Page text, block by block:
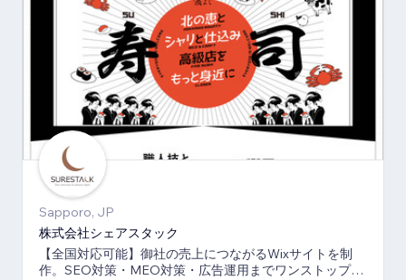
Sapporo, JP
株式会社シェアスタック
【全国対応可能】御社の売上につながるWixサイトを制
作。SEO対策・MEO対策・広告運用までワンストップ